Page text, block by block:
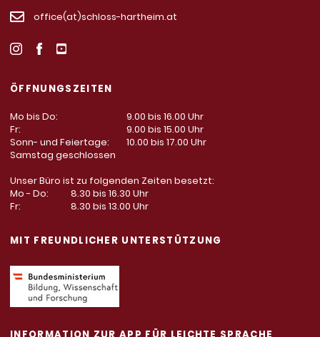
office(at)schloss-hartheim.at
ÖFFNUNGSZEITEN
Mo bis Do:
9.00 bis 16.00 Uhr
Fr:
9.00 bis 15.00 Uhr
Sonn- und Feiertage:
10.00 bis 17.00 Uhr
Samstag geschlossen
Unser Büro ist zu folgenden Zeiten besetzt:
Mo - Do:
8.30 bis 16.30 Uhr
Fr:
8.30 bis 13.00 Uhr
MIT FREUNDLICHER UNTERSTÜTZUNG